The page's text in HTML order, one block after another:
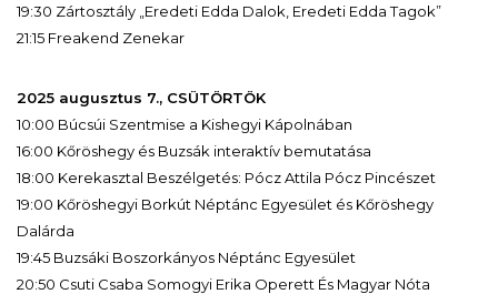
19:30 Zártosztály „Eredeti Edda Dalok, Eredeti Edda Tagok”
21:15 Freakend Zenekar
2025 augusztus 7., CSÜTÖRTÖK
10:00 Búcsúi Szentmise a Kishegyi Kápolnában
16:00 Kőröshegy és Buzsák interaktív bemutatása
18:00 Kerekasztal Beszélgetés: Pócz Attila Pócz Pincészet
19:00 Kőröshegyi Borkút Néptánc Egyesület és Kőröshegy
Dalárda
19:45 Buzsáki Boszorkányos Néptánc Egyesület
20:50 Csuti Csaba Somogyi Erika Operett És Magyar Nóta